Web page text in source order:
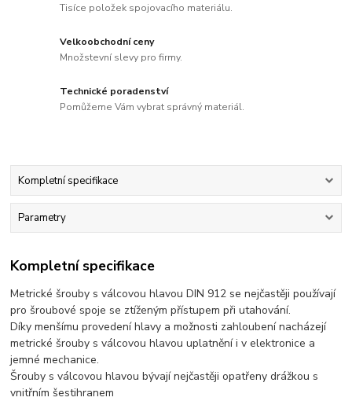
Tisíce položek spojovacího materiálu.
Velkoobchodní ceny
Množstevní slevy pro firmy.
Technické poradenství
Pomůžeme Vám vybrat správný materiál.
Kompletní specifikace
Parametry
Kompletní specifikace
Metrické šrouby s válcovou hlavou DIN 912 se nejčastěji používají
pro šroubové spoje se ztíženým přístupem při utahování.
Díky menšímu provedení hlavy a možnosti zahloubení nacházejí
metrické šrouby s válcovou hlavou uplatnění i v elektronice a
jemné mechanice.
Šrouby s válcovou hlavou bývají nejčastěji opatřeny drážkou s
vnitřním šestihranem